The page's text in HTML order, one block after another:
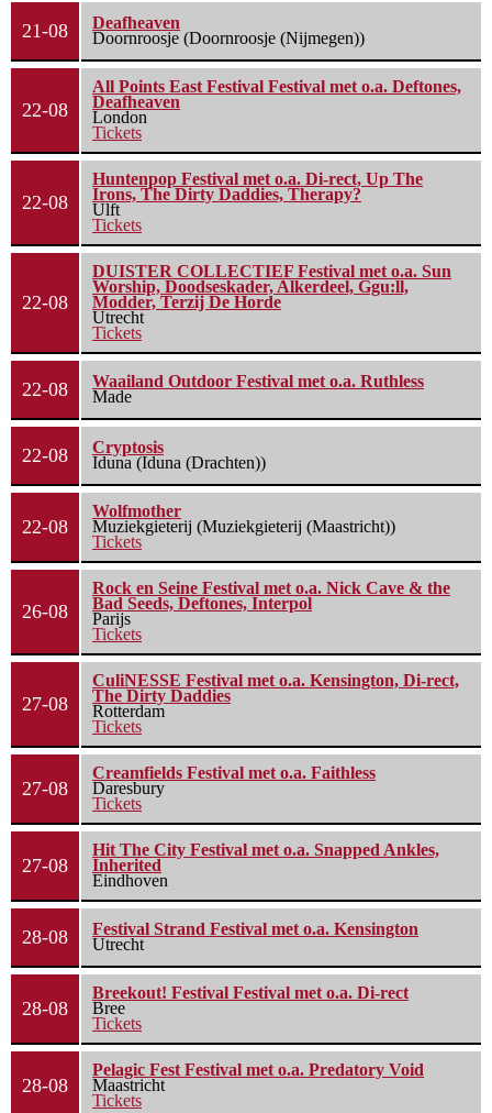
21-08
Deafheaven
Doornroosje (Doornroosje (Nijmegen))
22-08
All Points East Festival Festival met o.a. Deftones,
Deafheaven
London
Tickets
22-08
Huntenpop Festival met o.a. Di-rect, Up The
Irons, The Dirty Daddies, Therapy?
Ulft
Tickets
22-08
DUISTER COLLECTIEF Festival met o.a. Sun
Worship, Doodseskader, Alkerdeel, Ggu:ll,
Modder, Terzij De Horde
Utrecht
Tickets
22-08
Waailand Outdoor Festival met o.a. Ruthless
Made
22-08
Cryptosis
Iduna (Iduna (Drachten))
22-08
Wolfmother
Muziekgieterij (Muziekgieterij (Maastricht))
Tickets
26-08
Rock en Seine Festival met o.a. Nick Cave & the
Bad Seeds, Deftones, Interpol
Parijs
Tickets
27-08
CuliNESSE Festival met o.a. Kensington, Di-rect,
The Dirty Daddies
Rotterdam
Tickets
27-08
Creamfields Festival met o.a. Faithless
Daresbury
Tickets
27-08
Hit The City Festival met o.a. Snapped Ankles,
Inherited
Eindhoven
28-08
Festival Strand Festival met o.a. Kensington
Utrecht
28-08
Breekout! Festival Festival met o.a. Di-rect
Bree
Tickets
28-08
Pelagic Fest Festival met o.a. Predatory Void
Maastricht
Tickets